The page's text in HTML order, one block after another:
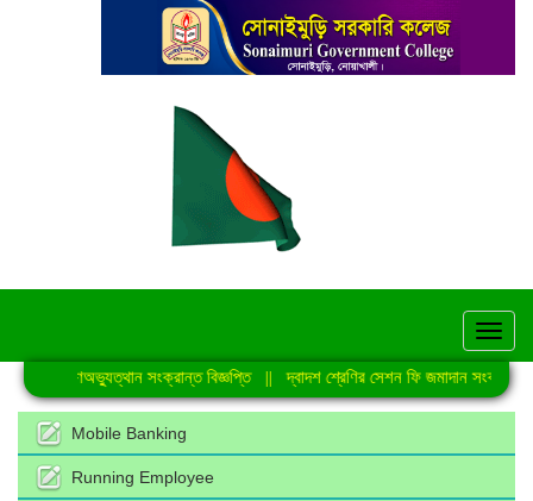
জুলাই গণঅভ্যুত্থান সংক্রান্ত বিজ্ঞপ্তি|| দ্বাদশ শ্রেণির সেশন ফি জমাদান সংক্রান্ত
Mobile Banking
Running Employee